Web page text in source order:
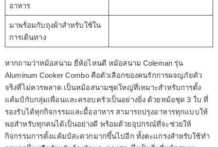
อาหาร
มาพร้อมกับถุงผ้าสำหรับใช้ใน
การเดินทาง
หากถามว่าหม้อสนาม ยี่ห้อไหนดี หม้อสนาม Coleman รุ่น
Aluminum Cooker Combo คือตัวเลือกของคนรักการผจญภัยตัว
จริงที่ไม่ควรพลาด เป็นหม้อสนามชุดใหญ่ที่เหมาะสำหรับการตั้ง
แค้มป์กับกลุ่มเพื่อนและครอบครัวเป็นอย่างยิ่ง ด้วยหม้อชุด 3 ใบ ที่
รองรับได้ทุกกิจกรรมและมื้ออาหาร สามารถปรุงอาหารทุกแบบให้
พอสำหรับทุกคนได้เป็นอย่างดี พร้อมด้วยอุปกรณ์ที่จะช่วยให้
กิจกรรมการตั้งแค้มป์สะดวกมากขึ้นไปอีก ทั้งตะแกรงสำหรับใช้ทำ